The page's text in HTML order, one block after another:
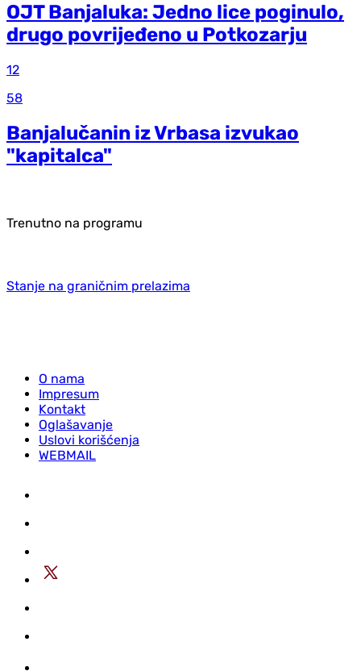
OJT Banjaluka: Jedno lice poginulo,
drugo povrijeđeno u Potkozarju
12
58
Banjalučanin iz Vrbasa izvukao
"kapitalca"
Trenutno na programu
Stanje na graničnim prelazima
O nama
Impresum
Kontakt
Oglašavanje
Uslovi korišćenja
WEBMAIL